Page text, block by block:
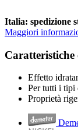
Italia: spedizione
Maggiori
Caratteristiche
Effetto
Per tutti i tipi
Proprietà